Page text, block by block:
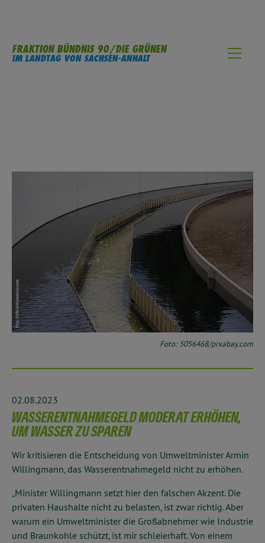
FRAKTION BÜNDNIS 90/DIE GRÜNEN
IM LANDTAG VON SACHSEN-ANHALT
Foto: 5056468/pixabay.com
02.08.2023
WASSERENTNAHMEGELD MODERAT ERHÖHEN,
UM WASSER ZU SPAREN
Wir kritisieren die Entscheidung von Umweltminister Armin
Willingmann, das Wasserentnahmegeld nicht zu erhöhen.
„Minister Willingmann setzt hier den falschen Akzent. Die
privaten Haushalte nicht zu belasten, ist zwar richtig. Aber
warum ein Umweltminister die Großabnehmer wie Industrie
und Braunkohle schützt, ist mir schleierhaft. Von einem